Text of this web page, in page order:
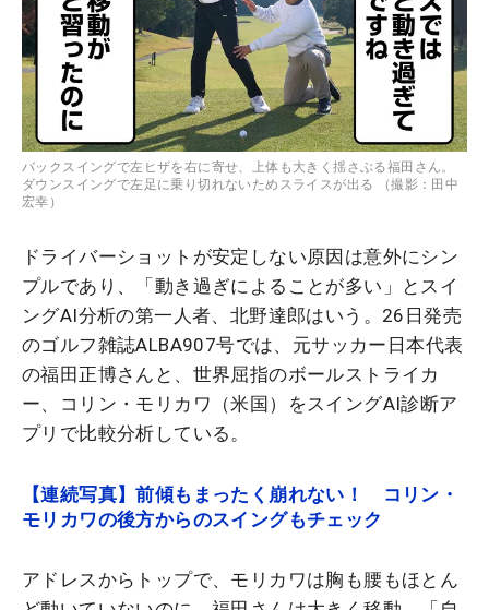
バックスイングで左ヒザを右に寄せ、上体も大きく揺さぶる福田さん。
ダウンスイングで左足に乗り切れないためスライスが出る （撮影：田中
宏幸）
ドライバーショットが安定しない原因は意外にシン
プルであり、「動き過ぎによることが多い」とスイ
ングAI分析の第一人者、北野達郎はいう。26日発売
のゴルフ雑誌ALBA907号では、元サッカー日本代表
の福田正博さんと、世界屈指のボールストライカ
ー、コリン・モリカワ（米国）をスイングAI診断ア
プリで比較分析している。
【連続写真】前傾もまったく崩れない！ コリン・
モリカワの後方からのスイングもチェック
アドレスからトップで、モリカワは胸も腰もほとん